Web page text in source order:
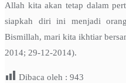
Allah kita akan tetap dalam
siapkah diri ini menjadi
Bismillah, mari kita ikhtiar
2014; 29-12-2014).
Dibaca oleh : 943